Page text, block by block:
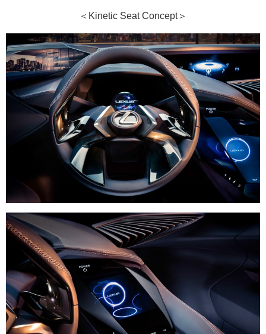
＜Kinetic Seat Concept＞